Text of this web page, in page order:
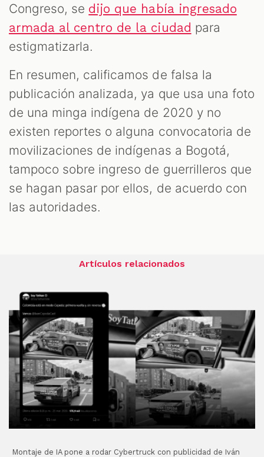
Congreso, se dijo que había ingresado
armada al centro de la ciudad para
estigmatizarla.
En resumen, calificamos de falsa la
publicación analizada, ya que usa una foto
de una minga indígena de 2020 y no
existen reportes o alguna convocatoria de
movilizaciones de indígenas a Bogotá,
tampoco sobre ingreso de guerrilleros que
se hagan pasar por ellos, de acuerdo con
las autoridades.
Artículos relacionados
Montaje de IA pone a rodar Cybertruck con publicidad de Iván